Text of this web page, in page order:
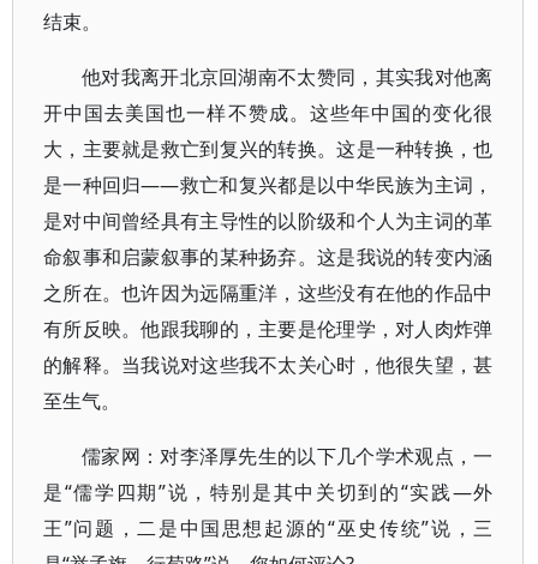
结束。
他对我离开北京回湖南不太赞同，其实我对他离
开中国去美国也一样不赞成。这些年中国的变化很
大，主要就是救亡到复兴的转换。这是一种转换，也
是一种回归——救亡和复兴都是以中华民族为主词，
是对中间曾经具有主导性的以阶级和个人为主词的革
命叙事和启蒙叙事的某种扬弃。这是我说的转变内涵
之所在。也许因为远隔重洋，这些没有在他的作品中
有所反映。他跟我聊的，主要是伦理学，对人肉炸弹
的解释。当我说对这些我不太关心时，他很失望，甚
至生气。
儒家网：对李泽厚先生的以下几个学术观点，一
是“儒学四期”说，特别是其中关切到的“实践—外
王”问题，二是中国思想起源的“巫史传统”说，三